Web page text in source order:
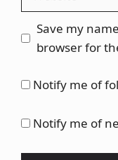
Save my
browser for
Notify me of
Notify me of